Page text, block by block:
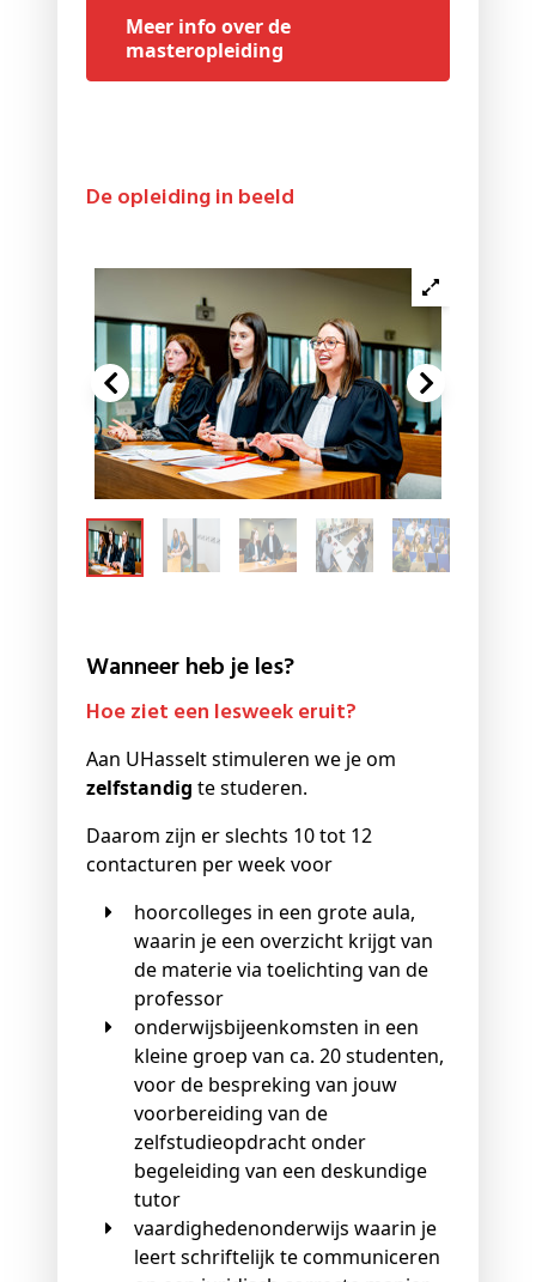
Meer info over de
masteropleiding
De opleiding in beeld
Wanneer heb je les?
Hoe ziet een lesweek eruit?
Aan UHasselt stimuleren we je om
zelfstandig te studeren.
Daarom zijn er slechts 10 tot 12
contacturen per week voor
hoorcolleges in een grote aula,
waarin je een overzicht krijgt van
de materie via toelichting van de
professor
onderwijsbijeenkomsten in een
kleine groep van ca. 20 studenten,
voor de bespreking van jouw
voorbereiding van de
zelfstudieopdracht onder
begeleiding van een deskundige
tutor
vaardighedenonderwijs waarin je
leert schriftelijk te communiceren